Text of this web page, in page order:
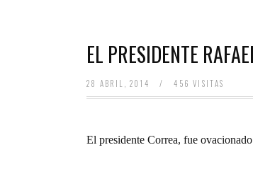
EL PRESIDENTE
28 ABRIL, 2014 / 456 VISITAS
El presidente Correa, fue